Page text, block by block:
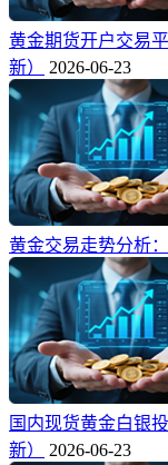
黄金期货开户交易
新）
2026-06-23
黄金交易走势分析
国内现货黄金白银
新）
2026-06-23